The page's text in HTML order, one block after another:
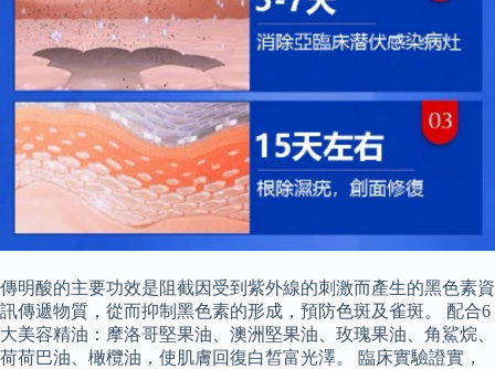
傳明酸的主要功效是阻截因受到紫外線的刺激而產生的黑色素資
訊傳遞物質，從而抑制黑色素的形成，預防色斑及雀斑。 配合6
大美容精油：摩洛哥堅果油、澳洲堅果油、玫瑰果油、角鯊烷、
荷荷巴油、橄欖油，使肌膚回復白皙富光澤。 臨床實驗證實，